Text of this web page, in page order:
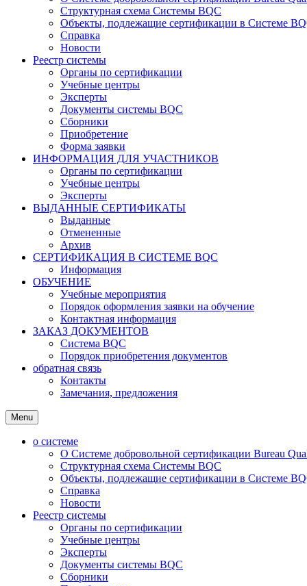
Структурная схема Системы BQC
Объекты, подлежащие сертификации в Системе
Справка
Новости
Реестр системы
Органы по сертификации
Учебные центры
Эксперты
Документы системы BQC
Сборники
Приобретение
Форма заявки
ИНФОРМАЦИЯ ДЛЯ УЧАСТНИКОВ
Органы по сертификации
Учебные центры
Эксперты
ВЫДАННЫЕ СЕРТИФИКАТЫ
Выданные
Отмененные
Архив
СЕРТИФИКАЦИЯ В СИСТЕМЕ BQC
Информация
ОБУЧЕНИЕ
Учебные мероприятия
Порядок оформления заявки на обучение
Контактная информация
ЗАКАЗ ДОКУМЕНТОВ
Система BQC
Порядок приобретения документов
обратная связь
Контакты
Замечания, предложения
Menu
о системе
О Системе добровольной сертификации Bureau
Структурная схема Системы BQC
Объекты, подлежащие сертификации в Системе
Справка
Новости
Реестр системы
Органы по сертификации
Учебные центры
Эксперты
Документы системы BQC
Сборники